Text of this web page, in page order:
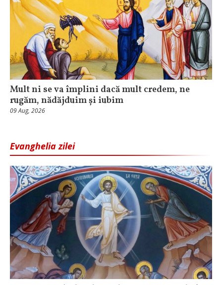
Mult ni se va împlini dacă mult credem, ne
rugăm, nădăjduim și iubim
09 Aug, 2026
Evanghelia zilei